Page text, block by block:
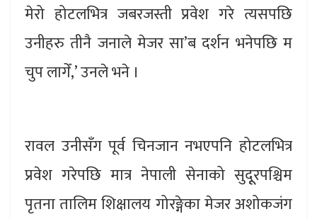
मेरो होटलभित्र जबरजस्ती प्रवेश गरे त्यसपछि
उनीहरु तीनै जनाले मेजर सा’ब दर्शन भनेपछि म
चुप लागेँ,’ उनले भने ।
रावल उनीसँग पूर्व चिनजान नभएपनि होटलभित्र
प्रवेश गरेपछि मात्र नेपाली सेनाको सुदूूरपश्चिम
पृतना तालिम शिक्षालय गोरङ्गेका मेजर अशोकजंग